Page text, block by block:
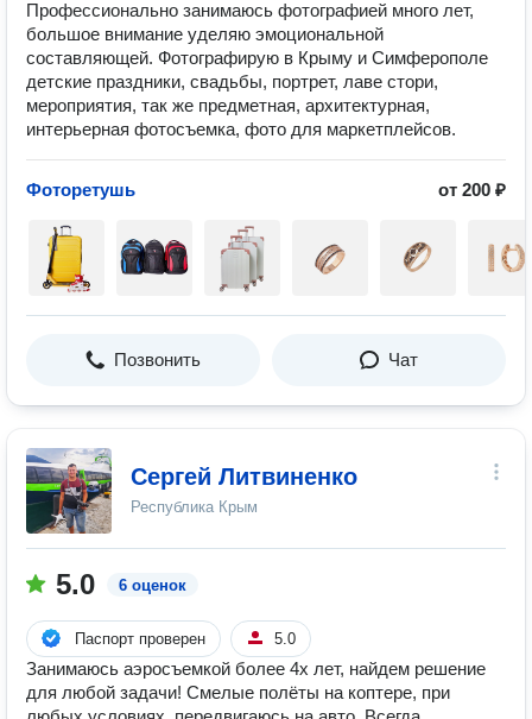
Профессионально занимаюсь фотографией много лет,
большое внимание уделяю эмоциональной
составляющей. Фотографирую в Крыму и Симферополе
детские праздники, свадьбы, портрет, лаве стори,
мероприятия, так же предметная, архитектурная,
интерьерная фотосъемка, фото для маркетплейсов.
Фоторетушь от 200 ₽
Позвонить Чат
Сергей Литвиненко
Республика Крым
5.0 6 оценок
Паспорт проверен 5.0
Занимаюсь аэросъемкой более 4х лет, найдем решение
для любой задачи! Смелые полёты на коптере, при